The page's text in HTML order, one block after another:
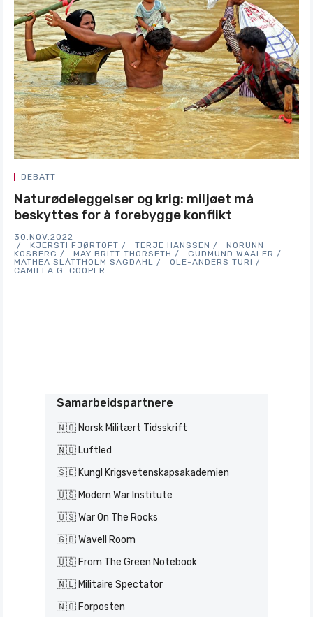
DEBATT
Naturødeleggelser og krig: miljøet må
beskyttes for å forebygge konflikt
30.NOV.2022
KJERSTI FJØRTOFT
TERJE HANSSEN
NORUNN
KOSBERG
MAY BRITT THORSETH
GUDMUND WAALER
MATHEA SLÅTTHOLM SAGDAHL
OLE-ANDERS TURI
CAMILLA G. COOPER
Samarbeidspartnere
🇳🇴 Norsk Militært Tidsskrift
🇳🇴 Luftled
🇸🇪 Kungl Krigsvetenskapsakademien
🇺🇸 Modern War Institute
🇺🇸 War On The Rocks
🇬🇧 Wavell Room
🇺🇸 From The Green Notebook
🇳🇱 Militaire Spectator
🇳🇴 Forposten